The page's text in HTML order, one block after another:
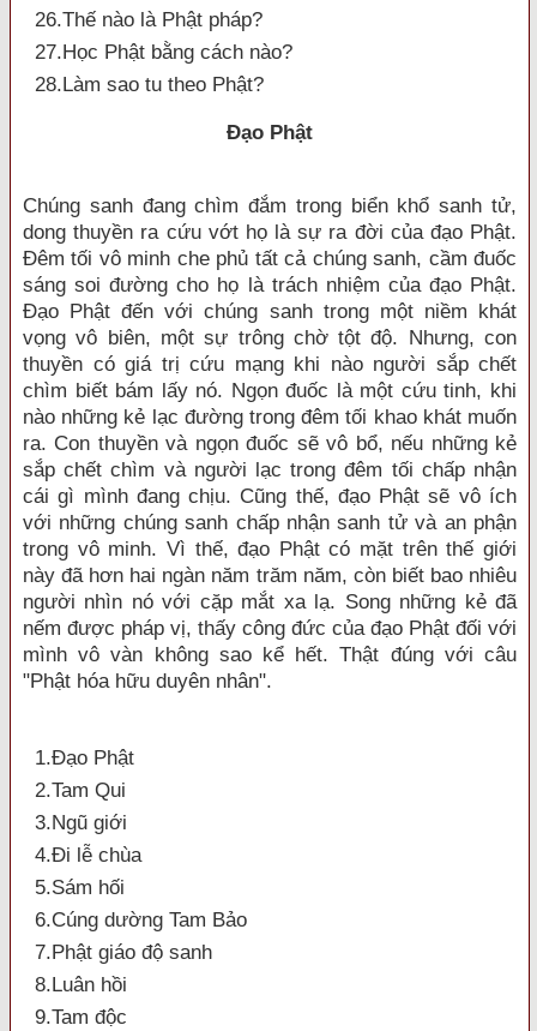
26.Thế nào là Phật pháp?
27.Học Phật bằng cách nào?
28.Làm sao tu theo Phật?
Ðạo Phật
Chúng sanh đang chìm đắm trong biển khổ sanh tử,
dong thuyền ra cứu vớt họ là sự ra đời của đạo Phật.
Ðêm tối vô minh che phủ tất cả chúng sanh, cầm đuốc
sáng soi đường cho họ là trách nhiệm của đạo Phật.
Ðạo Phật đến với chúng sanh trong một niềm khát
vọng vô biên, một sự trông chờ tột độ. Nhưng, con
thuyền có giá trị cứu mạng khi nào người sắp chết
chìm biết bám lấy nó. Ngọn đuốc là một cứu tinh, khi
nào những kẻ lạc đường trong đêm tối khao khát muốn
ra. Con thuyền và ngọn đuốc sẽ vô bổ, nếu những kẻ
sắp chết chìm và người lạc trong đêm tối chấp nhận
cái gì mình đang chịu. Cũng thế, đạo Phật sẽ vô ích
với những chúng sanh chấp nhận sanh tử và an phận
trong vô minh. Vì thế, đạo Phật có mặt trên thế giới
này đã hơn hai ngàn năm trăm năm, còn biết bao nhiêu
người nhìn nó với cặp mắt xa lạ. Song những kẻ đã
nếm được pháp vị, thấy công đức của đạo Phật đối với
mình vô vàn không sao kể hết. Thật đúng với câu
"Phật hóa hữu duyên nhân".
1.Ðạo Phật
2.Tam Qui
3.Ngũ giới
4.Đi lễ chùa
5.Sám hối
6.Cúng dường Tam Bảo
7.Phật giáo độ sanh
8.Luân hồi
9.Tam độc